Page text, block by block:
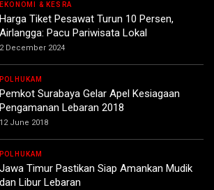
EKONOMI & KESRA
Harga Tiket Pesawat Turun 10 Persen,
Airlangga: Pacu Pariwisata Lokal
2 December 2024
POLHUKAM
Pemkot Surabaya Gelar Apel Kesiagaan
Pengamanan Lebaran 2018
12 June 2018
POLHUKAM
Jawa Timur Pastikan Siap Amankan Mudik
dan Libur Lebaran